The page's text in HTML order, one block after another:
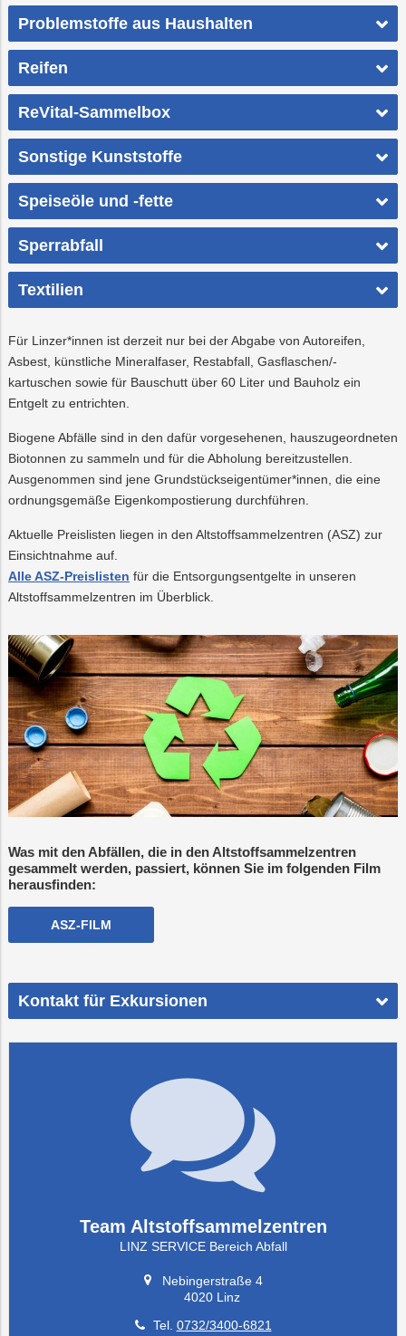
Problemstoffe aus Haushalten
Reifen
ReVital-Sammelbox
Sonstige Kunststoffe
Speiseöle und -fette
Sperrabfall
Textilien
Für Linzer*innen ist derzeit nur bei der Abgabe von Autoreifen,
Asbest, künstliche Mineralfaser, Restabfall, Gasflaschen/-
kartuschen sowie für Bauschutt über 60 Liter und Bauholz ein
Entgelt zu entrichten.
Biogene Abfälle sind in den dafür vorgesehenen, hauszugeordneten
Biotonnen zu sammeln und für die Abholung bereitzustellen.
Ausgenommen sind jene Grundstückseigentümer*innen, die eine
ordnungsgemäße Eigenkompostierung durchführen.
Aktuelle Preislisten liegen in den Altstoffsammelzentren (ASZ) zur
Einsichtnahme auf.
Alle ASZ-Preislisten für die Entsorgungsentgelte in unseren
Altstoffsammelzentren im Überblick.
Was mit den Abfällen, die in den Altstoffsammelzentren
gesammelt werden, passiert, können Sie im folgenden Film
herausfinden:
ASZ-FILM
Kontakt für Exkursionen
Team Altstoffsammelzentren
LINZ SERVICE Bereich Abfall
Nebingerstraße 4
4020 Linz
Tel. 0732/3400-6821